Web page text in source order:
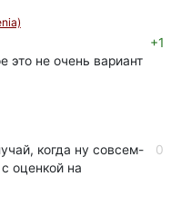
+1
это не очень вариант
0
когда ну совсем-
оценкой на